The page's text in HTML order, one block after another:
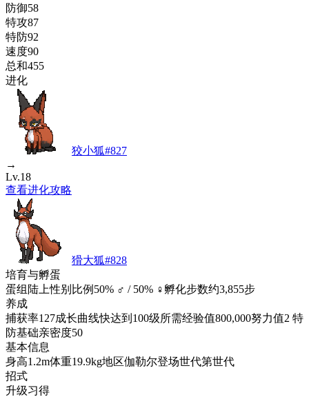
防御58
特攻87
特防92
速度90
总和455
进化
狡小狐#827
→
Lv.18
查看进化攻略
猾大狐#828
培育与孵蛋
蛋组 陆上性别比例 50% ♂ / 50% ♀ 孵化步数约3,855步
养成
捕获率127成长曲线快达到100级所需经验值800,000努力值2 特
防基础亲密度50
基本信息
身高1.2m体重19.9kg地区伽勒尔登场世代第世代
招式
升级习得